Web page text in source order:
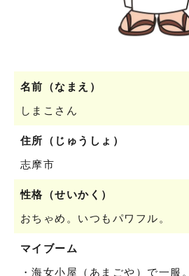
名前（なまえ）
しまこさん
住所（じゅうしょ）
志摩市
性格（せいかく）
おちゃめ。いつもパワフル。
マイブーム
・海女小屋（あまごや）で一